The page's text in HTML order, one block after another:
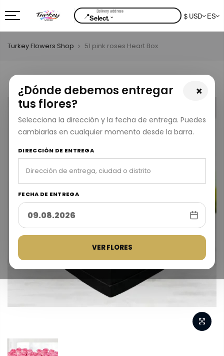
📍Select.⌄ $ USD ES
×
¿Dónde debemos entregar
tus flores?
Selecciona la dirección y la fecha de entrega. Puedes
cambiarlas en cualquier momento desde la barra.
DIRECCIÓN DE ENTREGA
FECHA DE ENTREGA
VER FLORES
Turkey Flowers Shop 51 pink roses Heart Box